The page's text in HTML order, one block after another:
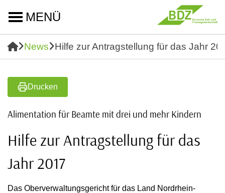
MENÜ
News Hilfe zur Antragstellung für das Jahr
Drucken
Alimentation für Beamte mit drei und mehr Kindern
Hilfe zur Antragstellung für das
Jahr 2017
Das Oberverwaltungsgericht für das Land Nordrhein-